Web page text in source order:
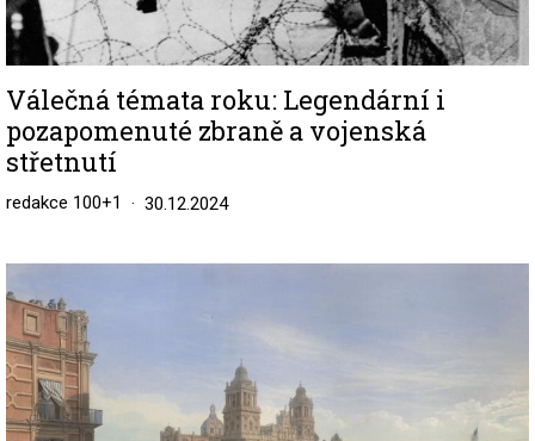
Válečná témata roku: Legendární i
pozapomenuté zbraně a vojenská
střetnutí
redakce 100+1 30.12.2024